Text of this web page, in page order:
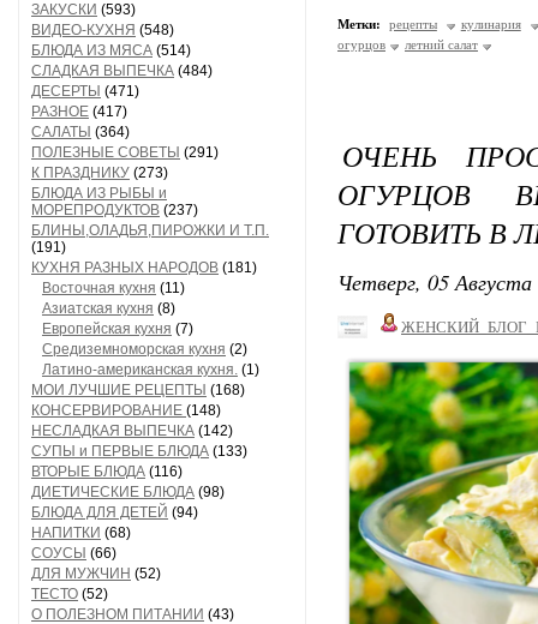
ЗАКУСКИ (593)
ВИДЕО-КУХНЯ (548)
БЛЮДА ИЗ МЯСА (514)
СЛАДКАЯ ВЫПЕЧКА (484)
ДЕСЕРТЫ (471)
РАЗНОЕ (417)
САЛАТЫ (364)
ПОЛЕЗНЫЕ СОВЕТЫ (291)
К ПРАЗДНИКУ (273)
БЛЮДА ИЗ РЫБЫ и
МОРЕПРОДУКТОВ (237)
БЛИНЫ,ОЛАДЬЯ,ПИРОЖКИ И Т.П.
(191)
КУХНЯ РАЗНЫХ НАРОДОВ (181)
Восточная кухня (11)
Азиатская кухня (8)
Европейская кухня (7)
Средиземноморская кухня (2)
Латино-американская кухня. (1)
МОИ ЛУЧШИЕ РЕЦЕПТЫ (168)
КОНСЕРВИРОВАНИЕ (148)
НЕСЛАДКАЯ ВЫПЕЧКА (142)
СУПЫ и ПЕРВЫЕ БЛЮДА (133)
ВТОРЫЕ БЛЮДА (116)
ДИЕТИЧЕСКИЕ БЛЮДА (98)
БЛЮДА ДЛЯ ДЕТЕЙ (94)
НАПИТКИ (68)
СОУСЫ (66)
ДЛЯ МУЖЧИН (52)
ТЕСТО (52)
О ПОЛЕЗНОМ ПИТАНИИ (43)
Метки: рецепты
кулинария
огурцов
летний салат
ОЧЕНЬ
ОГУРЦОВ
ГОТОВИТЬ В
Четверг, 05